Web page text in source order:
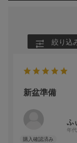
絞り込
新盆準備
ふ
年